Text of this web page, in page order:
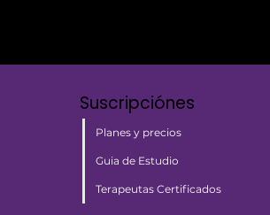
Planes y precios
Guia de Estudio
Terapeutas Certificados
Suscripciónes